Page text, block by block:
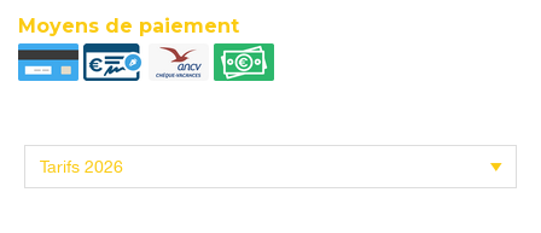
Moyens de paiement